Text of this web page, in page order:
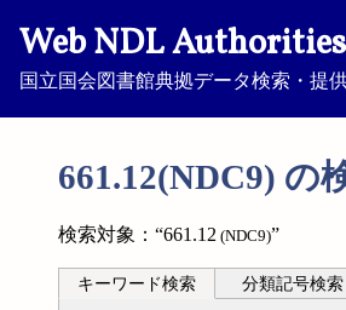
Web NDL Authorities
国立国会図書館典拠データ検索・提
661.12(NDC9) の
検索対象：“661.12 (NDC9)”
キーワード検索 分類記号検索